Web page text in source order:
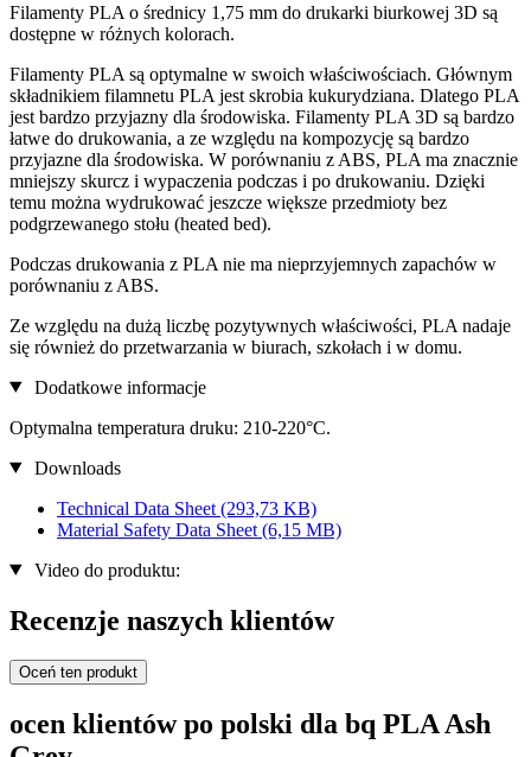
Filamenty PLA o średnicy 1,75 mm do drukarki biurkowej 3D są
dostępne w różnych kolorach.
Filamenty PLA są optymalne w swoich właściwościach. Głównym
składnikiem filamnetu PLA jest skrobia kukurydziana. Dlatego PLA
jest bardzo przyjazny dla środowiska. Filamenty PLA 3D są bardzo
łatwe do drukowania, a ze względu na kompozycję są bardzo
przyjazne dla środowiska. W porównaniu z ABS, PLA ma znacznie
mniejszy skurcz i wypaczenia podczas i po drukowaniu. Dzięki
temu można wydrukować jeszcze większe przedmioty bez
podgrzewanego stołu (heated bed).
Podczas drukowania z PLA nie ma nieprzyjemnych zapachów w
porównaniu z ABS.
Ze względu na dużą liczbę pozytywnych właściwości, PLA nadaje
się również do przetwarzania w biurach, szkołach i w domu.
Dodatkowe informacje
Optymalna temperatura druku: 210-220°C.
Downloads
Technical Data Sheet (293,73 KB)
Material Safety Data Sheet (6,15 MB)
Video do produktu:
Recenzje naszych klientów
Oceń ten produkt
ocen klientów po polski dla bq PLA Ash